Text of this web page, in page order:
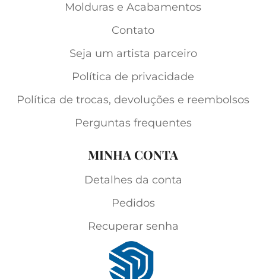
Molduras e Acabamentos
Contato
Seja um artista parceiro
Política de privacidade
Política de trocas, devoluções e reembolsos
Perguntas frequentes
MINHA CONTA
Detalhes da conta
Pedidos
Recuperar senha